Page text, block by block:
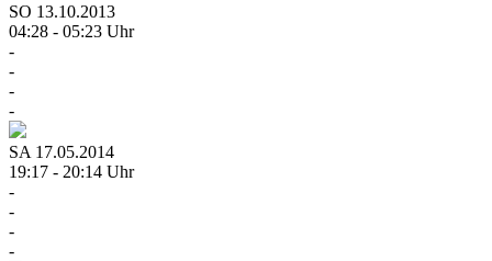
SO 13.10.2013
04:28 - 05:23 Uhr
-
-
-
-
SA 17.05.2014
19:17 - 20:14 Uhr
-
-
-
-